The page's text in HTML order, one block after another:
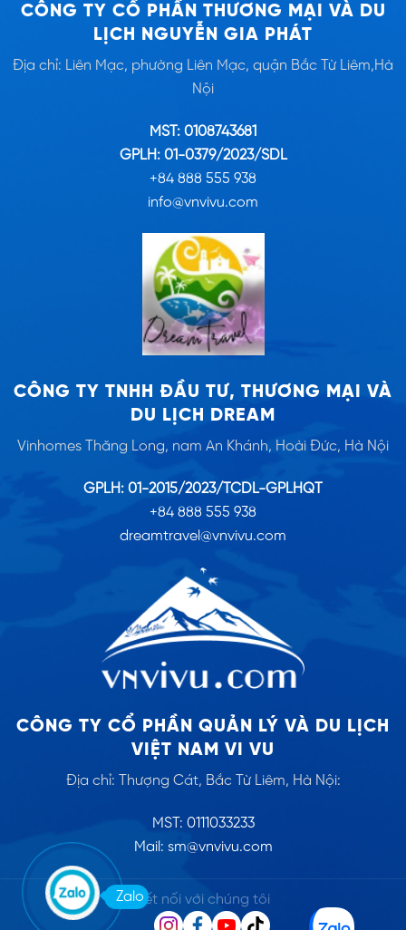
CÔNG TY CỔ PHẦN THƯƠNG MẠI VÀ DU
LỊCH NGUYỄN GIA PHÁT
Địa chỉ: Liên Mạc, phường Liên Mạc, quận Bắc Từ Liêm,Hà
Nội
MST: 0108743681
GPLH: 01-0379/2023/SDL
+84 888 555 938
info@vnvivu.com
CÔNG TY TNHH ĐẦU TƯ, THƯƠNG MẠI VÀ
DU LỊCH DREAM
Vinhomes Thăng Long, nam An Khánh, Hoài Đức, Hà Nội
GPLH: 01-2015/2023/TCDL-GPLHQT
+84 888 555 938
dreamtravel@vnvivu.com
CÔNG TY CỔ PHẦN QUẢN LÝ VÀ DU LỊCH
VIỆT NAM VI VU
Địa chỉ: Thượng Cát, Bắc Từ Liêm, Hà Nội:
MST: 0111033233
Mail: sm@vnvivu.com
Kết nối với chúng tôi
Zalo